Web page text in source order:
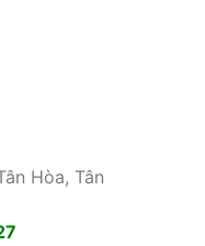
Hòa, Tân